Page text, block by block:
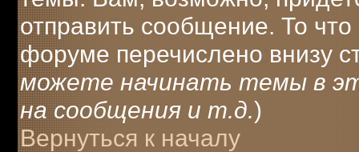
отправить сообщение. То
форуме перечислено внизу
можете начинать темы в
на сообщения и т.д.)
Вернуться к началу